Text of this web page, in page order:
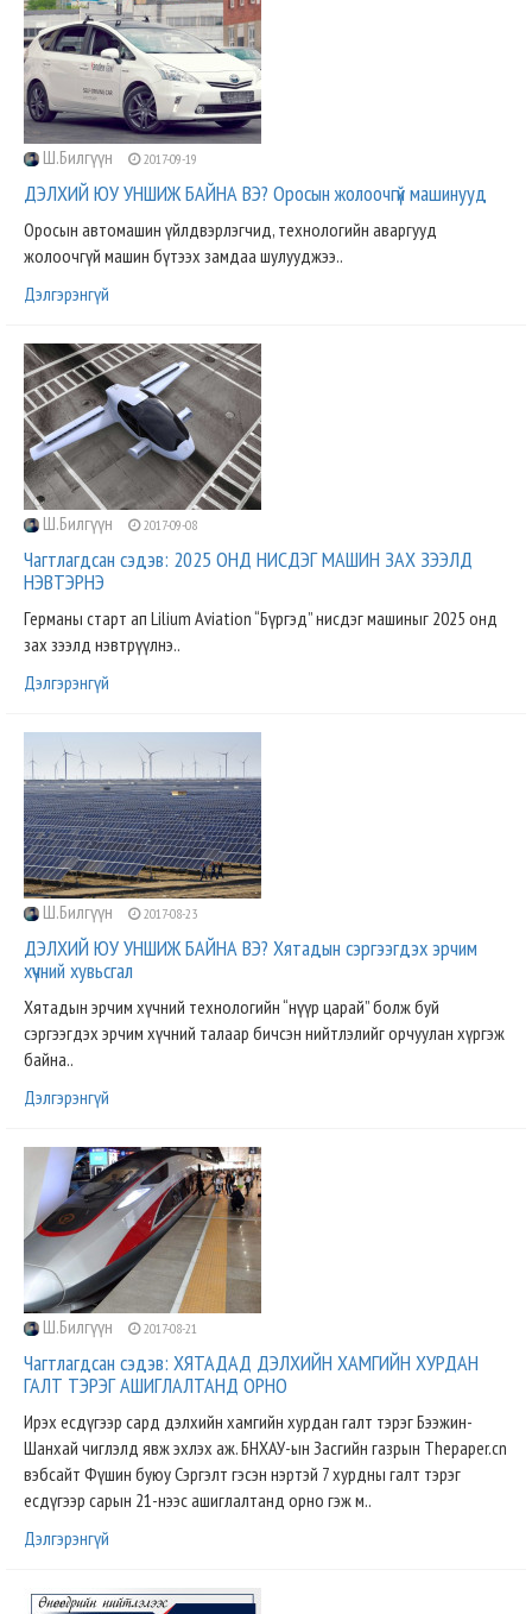
Ш.Билгүүн 2017-09-19
ДЭЛХИЙ ЮУ УНШИЖ БАЙНА ВЭ? Оросын жолоочгүй машинууд
Оросын автомашин үйлдвэрлэгчид, технологийн аваргууд
жолоочгүй машин бүтээх замдаа шулууджээ..
Дэлгэрэнгүй
Ш.Билгүүн 2017-09-08
Чагтлагдсан сэдэв: 2025 ОНД НИСДЭГ МАШИН ЗАХ ЗЭЭЛД
НЭВТЭРНЭ
Германы старт ап Lilium Aviation “Бүргэд” нисдэг машиныг 2025 онд
зах зээлд нэвтрүүлнэ..
Дэлгэрэнгүй
Ш.Билгүүн 2017-08-23
ДЭЛХИЙ ЮУ УНШИЖ БАЙНА ВЭ? Хятадын сэргээгдэх эрчим
хүчний хувьсгал
Хятадын эрчим хүчний технологийн “нүүр царай” болж буй
сэргээгдэх эрчим хүчний талаар бичсэн нийтлэлийг орчуулан хүргэж
байна..
Дэлгэрэнгүй
Ш.Билгүүн 2017-08-21
Чагтлагдсан сэдэв: ХЯТАДАД ДЭЛХИЙН ХАМГИЙН ХУРДАН
ГАЛТ ТЭРЭГ АШИГЛАЛТАНД ОРНО
Ирэх есдүгээр сард дэлхийн хамгийн хурдан галт тэрэг Бээжин-
Шанхай чиглэлд явж эхлэх аж. БНХАУ-ын Засгийн газрын Thepaper.cn
вэбсайт Фүшин буюу Сэргэлт гэсэн нэртэй 7 хурдны галт тэрэг
есдүгээр сарын 21-нээс ашиглалтанд орно гэж м..
Дэлгэрэнгүй